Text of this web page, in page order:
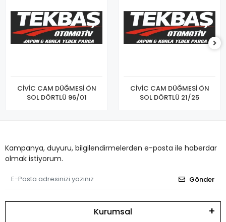
CİVİC CAM DÜĞMESİ ÖN
SOL DÖRTLÜ 96/01
CİVİC CAM DÜĞMESİ ÖN
SOL DÖRTLÜ 21/25
Kampanya, duyuru, bilgilendirmelerden e-posta ile haberdar
olmak istiyorum.
Gönder
Kurumsal